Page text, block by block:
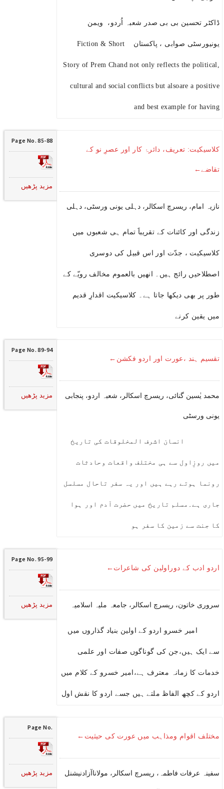
ڈاکٹر تحسین بی بی صدر شعبہ اُردو، ویمن
یونیورسٹی صوابی ، پاکستان Fiction & Short
Story of Prem Chand not only reflects the political,
cultural and social conflicts but alsoare a positive
and best example for having
کلاسیکیت: تعریف، دائرۂ کار اور عصرِ نو کے
تقاضے←
نازیہ امام، ریسرچ اسکالر، دہلی یونی ورسٹی، دہلی
زندگی اور کائنات کے تقریباََ تمام ہی شعبوں میں
کلاسیکیت ، جدّت اور اس قبیل کی دوسری
اصطلاحیں رائج ہیں۔ انھیں بالعموم مخالف رویّے کے
طور پر بھی دیکھا جاتا ہے۔ کلاسیکیت اقدارِ قدیم
میں یقین کرنے
Page No. 85-88
مزید پڑھیں
تقسیم ہند ،عورت اور اردو فکشن←
محمد یٰسین گنائی، ریسرچ اسکالر، شعبہ اردو، پنجابی
یونی ورسٹی
انسان اشرف المخلوقات کی تاریخ
میں روزِاول سے ہی مختلف واقعات وحادثات
رونما ہوتے رہے ہیں اور یہ سفر تاحال مسلسل
جاری ہے۔مسلم تاریخ میں حضرت آدم اور ہوا
کا جنت سے زمین کا سفر ہو
Page No. 89-94
مزید پڑھیں
اردو ادب کے دوراولین کی شاعرات←
سروری خاتون، ریسرچ اسکالر، جامعہ ملیہ اسلامیہ
امیر خسرو اردو کے اولین بنیاد گذاروں میں
سے ایک ہیں،جن کی گوناگوں صفات اور علمی
خدمات کا زمانہ معترف ہے،امیر خسرو کے کلام میں
اردو کے کچھ الفاظ ملتے ہیں جسے اردو کا نقش اول
Page No. 95-99
مزید پڑھیں
مختلف اقوام ومذاہب میں عورت کی حیثیت←
سفینہ عرفات فاطمہ، ریسرچ اسکالر، مولاناآزادنیشنل
Page No.
مزید پڑھیں